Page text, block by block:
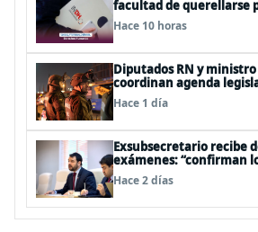
facultad de querellarse
“consultivo”
Hace 10 horas
Diputados RN y ministro
coordinan agenda
de proyectos
Hace 1 día
Exsubsecretario recibe
exámenes: “confirman
dicho que no consumo
Hace 2 días